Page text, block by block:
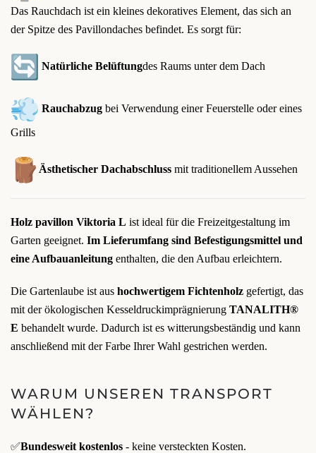
Das Rauchdach ist ein kleines dekoratives Element, das sich an
der Spitze des Pavillondaches befindet. Es sorgt für:
Natürliche Belüftungdes Raums unter dem Dach
Rauchabzug bei Verwendung einer Feuerstelle oder eines
Grills
Ästhetischer Dachabschluss mit traditionellem Aussehen
Holz pavillon Viktoria L ist ideal für die Freizeitgestaltung im
Garten geeignet. Im Lieferumfang sind Befestigungsmittel und
eine Aufbauanleitung enthalten, die den Aufbau erleichtern.
Die Gartenlaube ist aus hochwertigem Fichtenholz gefertigt, das
mit der ökologischen Kesseldruckimprägnierung TANALITH®
E behandelt wurde. Dadurch ist es witterungsbeständig und kann
anschließend mit der Farbe Ihrer Wahl gestrichen werden.
WARUM UNSEREN TRANSPORT
WÄHLEN?
✅Bundesweit kostenlos - keine versteckten Kosten.